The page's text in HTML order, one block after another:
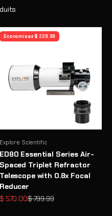
Economisez $ 229.99
Explore Scientific
ED80 Essential Series Air-
Spaced Triplet Refractor
Telescope with 0.8x Focal
Reducer
Prix de vente
$ 570.00Prix normal
$ 799.99